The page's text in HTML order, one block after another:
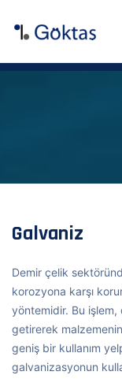
Galvaniz
Demir çelik
korozyona karşı
yöntemidir. Bu işlem,
getirerek
geniş bir kullanım
galvanizasyonun